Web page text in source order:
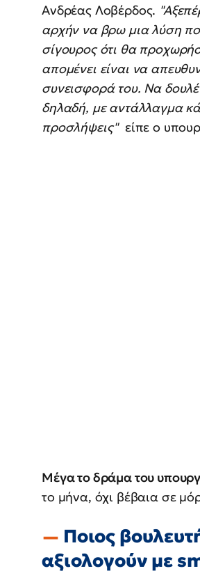
Ανδρέας Λοβέρδος.
αρχήν να βρω μια λύση
σίγουρος ότι θα
απομένει είναι να
συνεισφορά του. Να
δηλαδή, με αντάλλαγμα
προσλήψεις"είπε ο
Μέγα το δράμα του
το μήνα, όχι βέβαια σε
Ποιος
αξιολογούν με